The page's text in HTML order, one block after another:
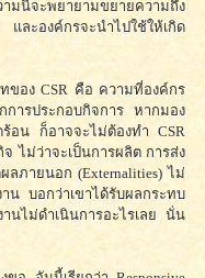
ามนี้จะพยายามขยายความถึง
ละองค์กรจะนำไปใช้ให้เกิด
ทของ CSR คือ ความที่องค์กร
การประกอบกิจการ หากมอง
ร้อน ก็อาจจะไม่ต้องทำ CSR
ไม่ว่าจะเป็นการผลิต การส่ง
ลภายนอก (Externalities) ไม่
น บอกว่าเขาได้รับผลกระทบ
นไม่ดำเนินการอะไรเลย นั่น